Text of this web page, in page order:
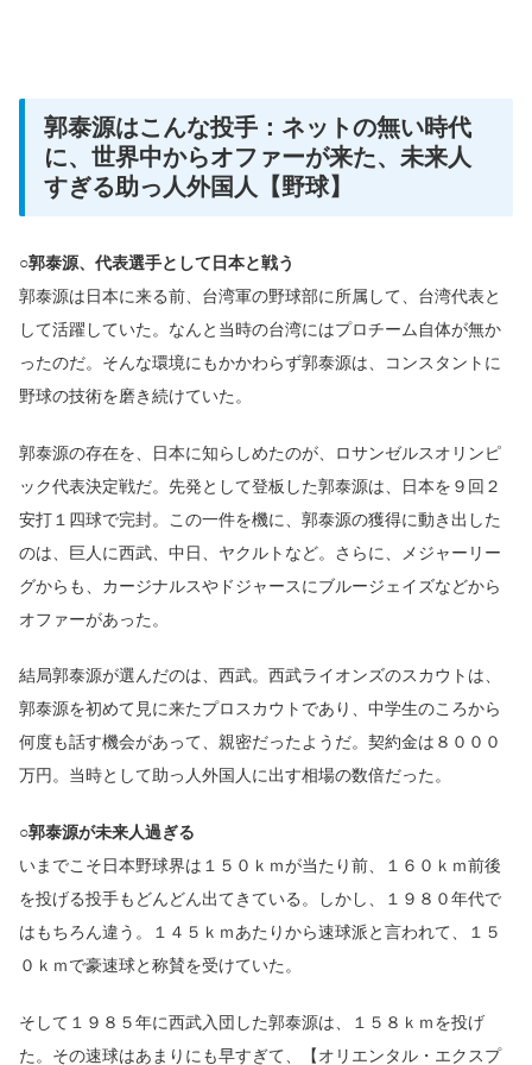
郭泰源はこんな投手：ネットの無い時代
に、世界中からオファーが来た、未来人
すぎる助っ人外国人【野球】
○郭泰源、代表選手として日本と戦う
郭泰源は日本に来る前、台湾軍の野球部に所属して、台湾代表と
して活躍していた。なんと当時の台湾にはプロチーム自体が無か
ったのだ。そんな環境にもかかわらず郭泰源は、コンスタントに
野球の技術を磨き続けていた。
郭泰源の存在を、日本に知らしめたのが、ロサンゼルスオリンピ
ック代表決定戦だ。先発として登板した郭泰源は、日本を９回２
安打１四球で完封。この一件を機に、郭泰源の獲得に動き出した
のは、巨人に西武、中日、ヤクルトなど。さらに、メジャーリー
グからも、カージナルスやドジャースにブルージェイズなどから
オファーがあった。
結局郭泰源が選んだのは、西武。西武ライオンズのスカウトは、
郭泰源を初めて見に来たプロスカウトであり、中学生のころから
何度も話す機会があって、親密だったようだ。契約金は８０００
万円。当時として助っ人外国人に出す相場の数倍だった。
○郭泰源が未来人過ぎる
いまでこそ日本野球界は１５０ｋｍが当たり前、１６０ｋｍ前後
を投げる投手もどんどん出てきている。しかし、１９８０年代で
はもちろん違う。１４５ｋｍあたりから速球派と言われて、１５
０ｋｍで豪速球と称賛を受けていた。
そして１９８５年に西武入団した郭泰源は、１５８ｋｍを投げ
た。その速球はあまりにも早すぎて、【オリエンタル・エクスプ